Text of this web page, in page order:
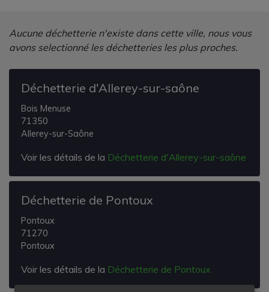
Aucune déchetterie n'existe dans cette ville, nous vous
avons selectionné les déchetteries les plus proches.
Déchetterie d'Allerey-sur-saône
Bois Menuse
71350
Allerey-sur-Saône
Voir les détails de la Déchetterie d'Allerey-sur-saône
Déchetterie de Pontoux
Pontoux
71270
Pontoux
Voir les détails de la Déchetterie de Pontoux